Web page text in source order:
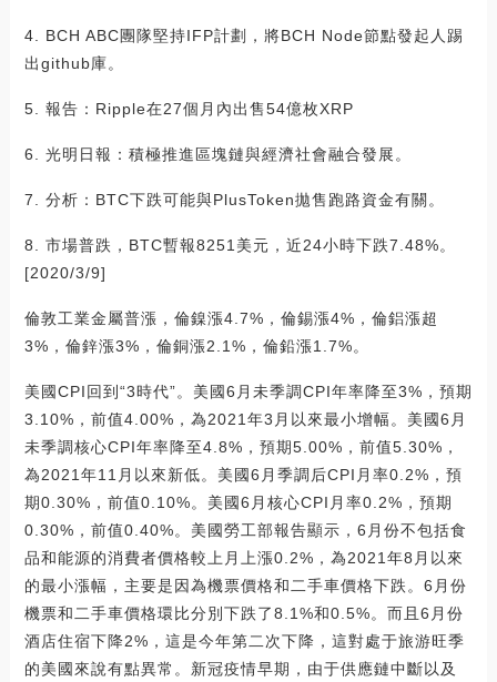
4. BCH ABC團隊堅持IFP計劃，將BCH Node節點發起人踢
出github庫。
5. 報告：Ripple在27個月內出售54億枚XRP
6. 光明日報：積極推進區塊鏈與經濟社會融合發展。
7. 分析：BTC下跌可能與PlusToken拋售跑路資金有關。
8. 市場普跌，BTC暫報8251美元，近24小時下跌7.48%。
[2020/3/9]
倫敦工業金屬普漲，倫鎳漲4.7%，倫錫漲4%，倫鋁漲超
3%，倫鋅漲3%，倫銅漲2.1%，倫鉛漲1.7%。
美國CPI回到“3時代”。美國6月未季調CPI年率降至3%，預期
3.10%，前值4.00%，為2021年3月以來最小增幅。美國6月
未季調核心CPI年率降至4.8%，預期5.00%，前值5.30%，
為2021年11月以來新低。美國6月季調后CPI月率0.2%，預
期0.30%，前值0.10%。美國6月核心CPI月率0.2%，預期
0.30%，前值0.40%。美國勞工部報告顯示，6月份不包括食
品和能源的消費者價格較上月上漲0.2%，為2021年8月以來
的最小漲幅，主要是因為機票價格和二手車價格下跌。6月份
機票和二手車價格環比分別下跌了8.1%和0.5%。而且6月份
酒店住宿下降2%，這是今年第二次下降，這對處于旅游旺季
的美國來說有點異常。新冠疫情早期，由于供應鏈中斷以及